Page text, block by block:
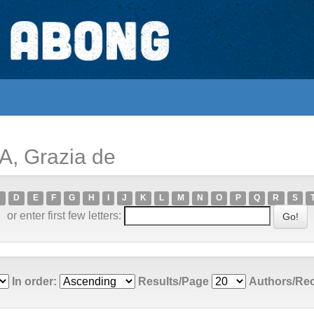
Grazia de
D E F G H J K L M N O P Q R S
or enter first few letters:
In order: Results/Page Authors/